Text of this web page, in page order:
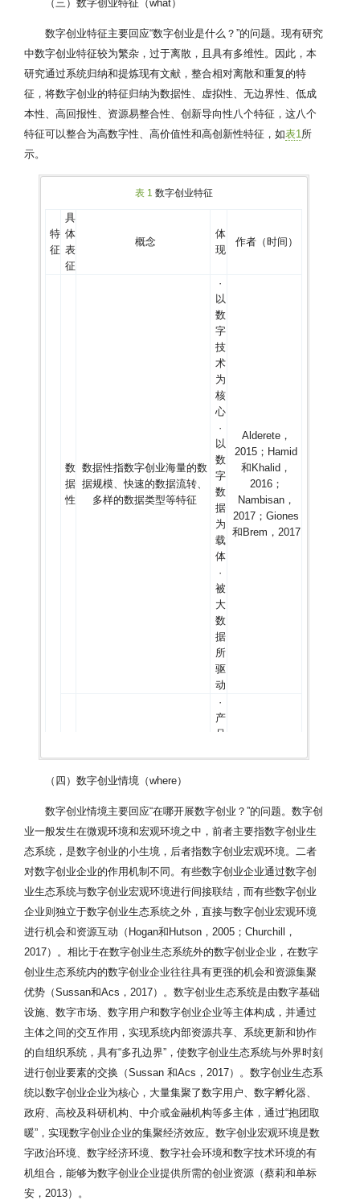
（三）数字创业特征（what）
数字创业特征主要回应“数字创业是什么？”的问题。现有研究
中数字创业特征较为繁杂，过于离散，且具有多维性。因此，本
研究通过系统归纳和提炼现有文献，整合相对离散和重复的特
征，将数字创业的特征归纳为数据性、虚拟性、无边界性、低成
本性、高回报性、资源易整合性、创新导向性八个特征，这八个
特征可以整合为高数字性、高价值性和高创新性特征，如表1 所
示。
表 1 数字创业特征
特
征
具
体
表
征
概念
体
现
作者（时间）
数
字
性
数
据
性
数据性指数字创业海量的数
据规模、快速的数据流转、
多样的数据类型等特征
·
以
数
字
技
术
为
核
心
·
以
数
字
数
据
为
载
体
·
被
大
数
据
所
驱
动
Alderete，
2015；Hamid
和Khalid，
2016；
Nambisan，
2017；Giones
和Brem，2017
虚
性
数字网络为基础的虚拟创业
空间，其产品、知识、信
息、消息、图像和文字等数
字创业资源的存在状态和外
·
产
品
形
化
·
网
络
为
载
·
虚
拟
团
·
虚
拟
组
Hull等，
2007；Hair
等，2012；
Ziyae等，2014
·
自
生
长
（四）数字创业情境（where）
数字创业情境主要回应“在哪开展数字创业？”的问题。数字创
业一般发生在微观环境和宏观环境之中，前者主要指数字创业生
态系统，是数字创业的小生境，后者指数字创业宏观环境。二者
对数字创业企业的作用机制不同。有些数字创业企业通过数字创
业生态系统与数字创业宏观环境进行间接联结，而有些数字创业
企业则独立于数字创业生态系统之外，直接与数字创业宏观环境
进行机会和资源互动（Hogan和Hutson，2005；Churchill，
2017）。相比于在数字创业生态系统外的数字创业企业，在数字
创业生态系统内的数字创业企业往往具有更强的机会和资源集聚
优势（Sussan和Acs，2017）。数字创业生态系统是由数字基础
设施、数字市场、数字用户和数字创业企业等主体构成，并通过
主体之间的交互作用，实现系统内部资源共享、系统更新和协作
的自组织系统，具有“多孔边界”，使数字创业生态系统与外界时刻
进行创业要素的交换（Sussan 和Acs，2017）。数字创业生态系
统以数字创业企业为核心，大量集聚了数字用户、数字孵化器、
政府、高校及科研机构、中介或金融机构等多主体，通过“抱团取
暖”，实现数字创业企业的集聚经济效应。数字创业宏观环境是数
字政治环境、数字经济环境、数字社会环境和数字技术环境的有
机组合，能够为数字创业企业提供所需的创业资源（蔡莉和单标
安，2013）。